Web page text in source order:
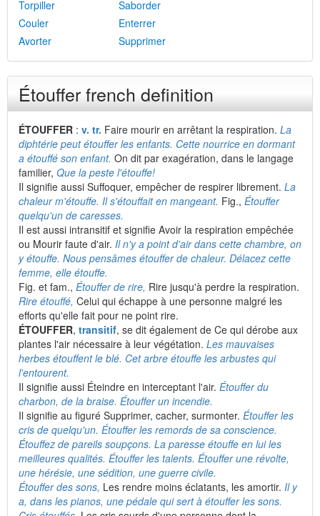
Torpiller
Saborder
Couler
Enterrer
Avorter
Supprimer
Étouffer french definition
ÉTOUFFER : v. tr. Faire mourir en arrêtant la respiration. La
diphtérie peut étouffer les enfants. Cette nourrice en dormant
a étouffé son enfant. On dit par exagération, dans le langage
familier, Que la peste l'étouffe!
Il signifie aussi Suffoquer, empêcher de respirer librement. La
chaleur m'étouffe. Il s'étouffait en mangeant. Fig., Étouffer
quelqu'un de caresses.
Il est aussi intransitif et signifie Avoir la respiration empêchée
ou Mourir faute d'air. Il n'y a point d'air dans cette chambre, on
y étouffe. Nous pensâmes étouffer de chaleur. Délacez cette
femme, elle étouffe.
Fig. et fam., Étouffer de rire, Rire jusqu'à perdre la respiration.
Rire étouffé, Celui qui échappe à une personne malgré les
efforts qu'elle fait pour ne point rire.
ÉTOUFFER, transitif, se dit également de Ce qui dérobe aux
plantes l'air nécessaire à leur végétation. Les mauvaises
herbes étouffent le blé. Cet arbre étouffe les arbustes qui
l'entourent.
Il signifie aussi Éteindre en interceptant l'air. Étouffer du
charbon, de la braise. Étouffer un incendie.
Il signifie au figuré Supprimer, cacher, surmonter. Étouffer les
cris de quelqu'un. Étouffer les remords de sa conscience.
Étouffez de pareils soupçons. La paresse étouffe en lui les
meilleures qualités. Étouffer les talents. Étouffer une révolte,
une hérésie, une sédition, une guerre civile.
Étouffer des sons, Les rendre moins éclatants, les amortir. Il y
a, dans les pianos, une pédale qui sert à étouffer les sons.